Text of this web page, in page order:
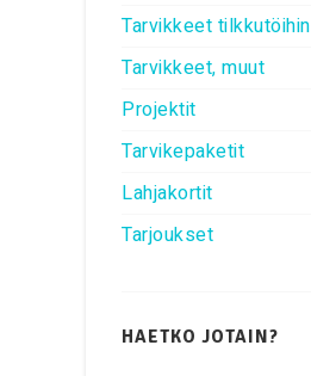
Tarvikkeet tilkkutöihin
Tarvikkeet, muut
Projektit
Tarvikepaketit
Lahjakortit
Tarjoukset
HAETKO JOTAIN?